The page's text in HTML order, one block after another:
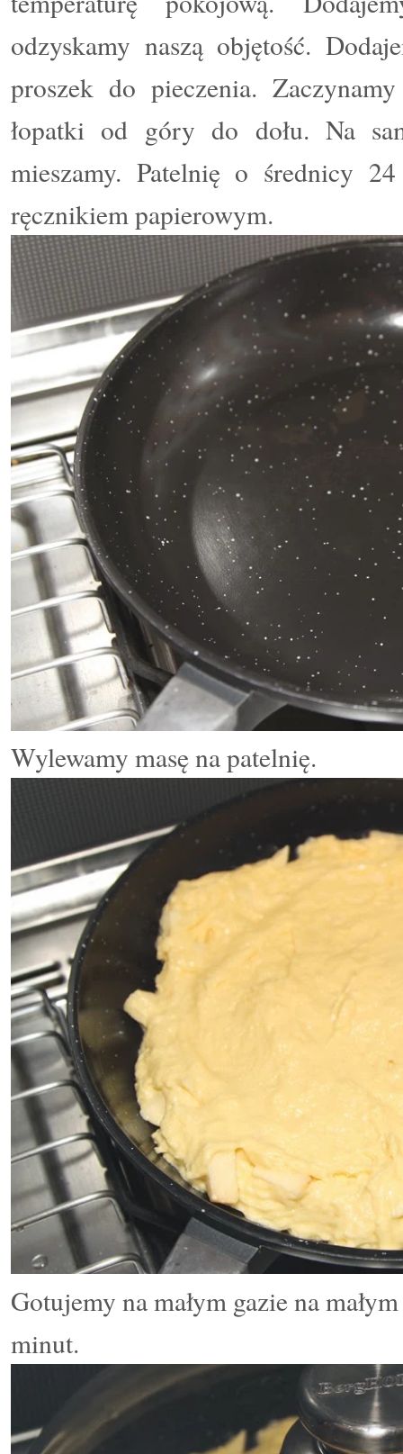
odzyskamy naszą objętość.
proszek do pieczenia.
łopatki od góry do dołu. Na
mieszamy. Patelnię o średnicy
ręcznikiem papierowym.
Wylewamy masę na patelnię.
Gotujemy na małym gaziena
minut.